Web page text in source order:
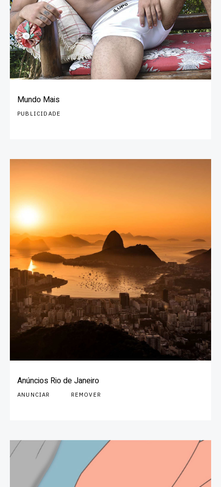
Mundo Mais
PUBLICIDADE
Anúncios Rio de Janeiro
ANUNCIAR REMOVER